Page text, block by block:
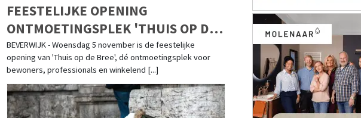
FEESTELIJKE OPENING
ONTMOETINGSPLEK 'THUIS OP DE
BREE'
BEVERWIJK - Woensdag 5 november is de feestelijke
opening van 'Thuis op de Bree', dé ontmoetingsplek voor
bewoners, professionals en winkelend [...]